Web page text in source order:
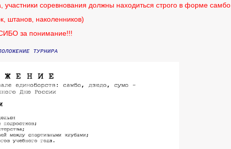
участники соревнования должны находиться строго в форме самбо
штанов, наколенников)
за понимание!!!
ТУРНИРА